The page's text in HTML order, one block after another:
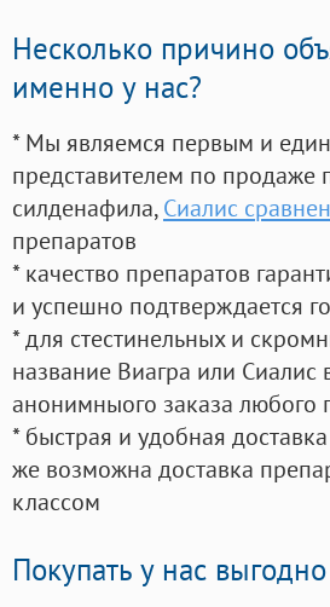
Несколько причино
именно у нас?
* Мы являемся первым и
представителем по
силденафила, Сиалис
препаратов
* качество препаратов
и успешно подтверждается
* для стестинельных и
название Виагра или Сиалис
анонимныого заказа любого
* быстрая и удобная
же возможна доставка
классом
Покупать у нас выгодно